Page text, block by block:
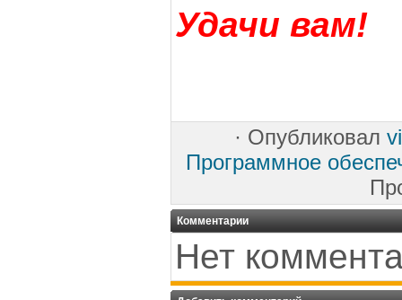
Удачи вам!
· Опубликовал
Программное
Комментарии
Нет